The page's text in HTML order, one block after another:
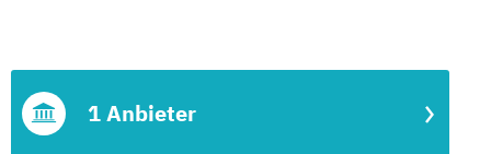
1 Anbieter